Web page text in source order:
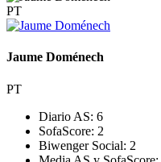
PT
Jaume Doménech
PT
Diario AS: 6
SofaScore: 2
Biwenger Social: 2